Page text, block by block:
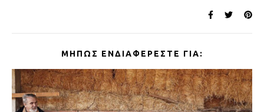
ΜΉΠΩΣ ΕΝΔΙΑΦΈΡΕΣΤΕ ΓΙΑ: